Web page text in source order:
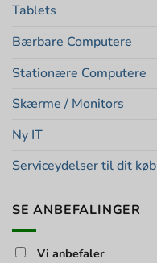
Tablets
Bærbare Computere
Stationære Computere
Skærme / Monitors
Ny IT
Serviceydelser til dit køb
SE ANBEFALINGER
Vi anbefaler